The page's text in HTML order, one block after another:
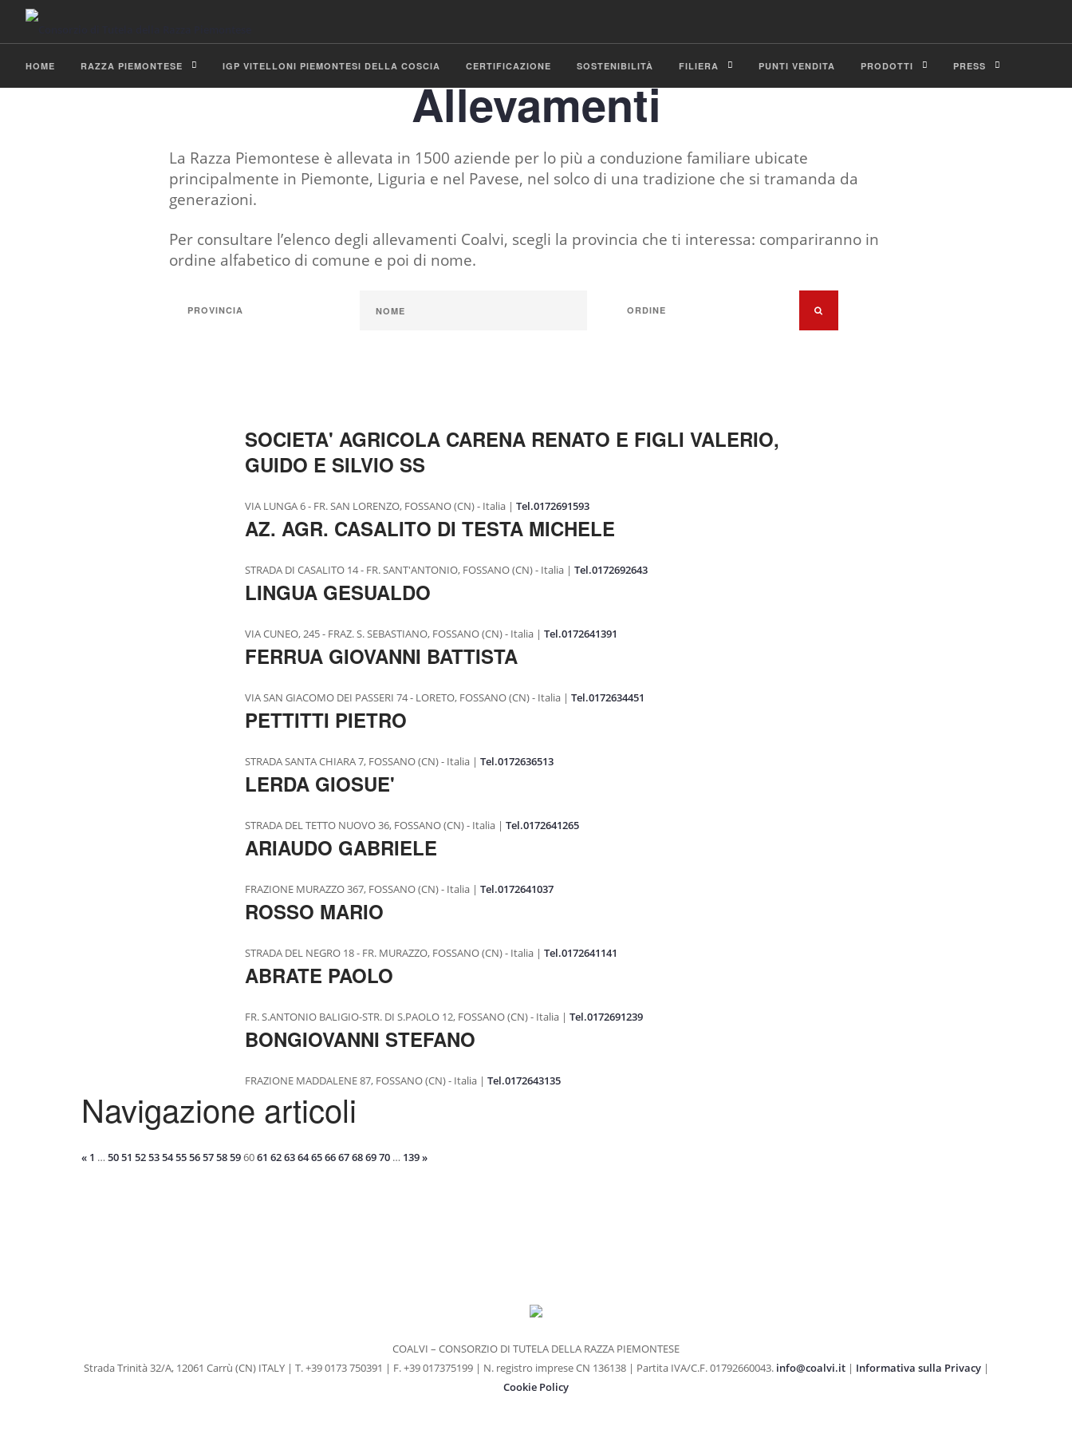
HOME RAZZA PIEMONTESE IGP VITELLONI PIEMONTESI DELLA COSCIA CERTIFICAZIONE SOSTENIBILITÀ FILIERA PUNTI VENDITA PRODOTTI PRESS
Allevamenti
La Razza Piemontese è allevata in 1500 aziende per lo più a conduzione familiare ubicate
principalmente in Piemonte, Liguria e nel Pavese, nel solco di una tradizione che si tramanda da
generazioni.
Per consultare l’elenco degli allevamenti Coalvi, scegli la provincia che ti interessa: compariranno in
ordine alfabetico di comune e poi di nome.
SOCIETA' AGRICOLA CARENA RENATO E FIGLI VALERIO,
GUIDO E SILVIO SS
VIA LUNGA 6 - FR. SAN LORENZO, FOSSANO (CN) - Italia | Tel.0172691593
AZ. AGR. CASALITO DI TESTA MICHELE
STRADA DI CASALITO 14 - FR. SANT'ANTONIO, FOSSANO (CN) - Italia | Tel.0172692643
LINGUA GESUALDO
VIA CUNEO, 245 - FRAZ. S. SEBASTIANO, FOSSANO (CN) - Italia | Tel.0172641391
FERRUA GIOVANNI BATTISTA
VIA SAN GIACOMO DEI PASSERI 74 - LORETO, FOSSANO (CN) - Italia | Tel.0172634451
PETTITTI PIETRO
STRADA SANTA CHIARA 7, FOSSANO (CN) - Italia | Tel.0172636513
LERDA GIOSUE'
STRADA DEL TETTO NUOVO 36, FOSSANO (CN) - Italia | Tel.0172641265
ARIAUDO GABRIELE
FRAZIONE MURAZZO 367, FOSSANO (CN) - Italia | Tel.0172641037
ROSSO MARIO
STRADA DEL NEGRO 18 - FR. MURAZZO, FOSSANO (CN) - Italia | Tel.0172641141
ABRATE PAOLO
FR. S.ANTONIO BALIGIO-STR. DI S.PAOLO 12, FOSSANO (CN) - Italia | Tel.0172691239
BONGIOVANNI STEFANO
FRAZIONE MADDALENE 87, FOSSANO (CN) - Italia | Tel.0172643135
Navigazione articoli
« 1 … 5051 52535455565758596061 626364656667686970 … 139»
COALVI – CONSORZIO DI TUTELA DELLA RAZZA PIEMONTESE
Strada Trinità 32/A, 12061 Carrù (CN) ITALY | T. +39 0173 750391 | F. +39 017375199 | N. registro imprese CN 136138 | Partita IVA/C.F. 01792660043. info@coalvi.it| Informativa sulla Privacy|
Cookie Policy